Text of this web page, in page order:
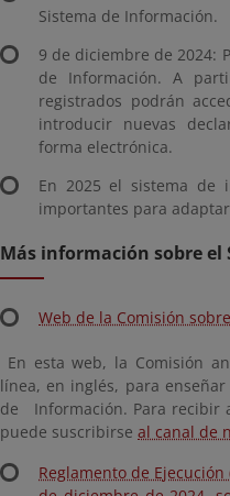
Sistema de Información.
9 de diciembre de 2024:
de Información. A
registrados podrán
introducir nuevas
forma electrónica.
En 2025 el sistema de
importantes para
Más información sobre el
Web de la Comisión
En esta web, la Comisión
línea, en inglés, para
de Información. Para recibir
puede suscribirse al canal de
Reglamento de